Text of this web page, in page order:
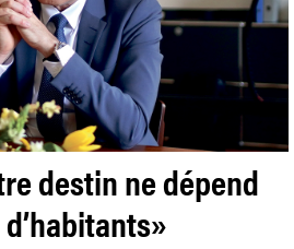
destin ne dépend